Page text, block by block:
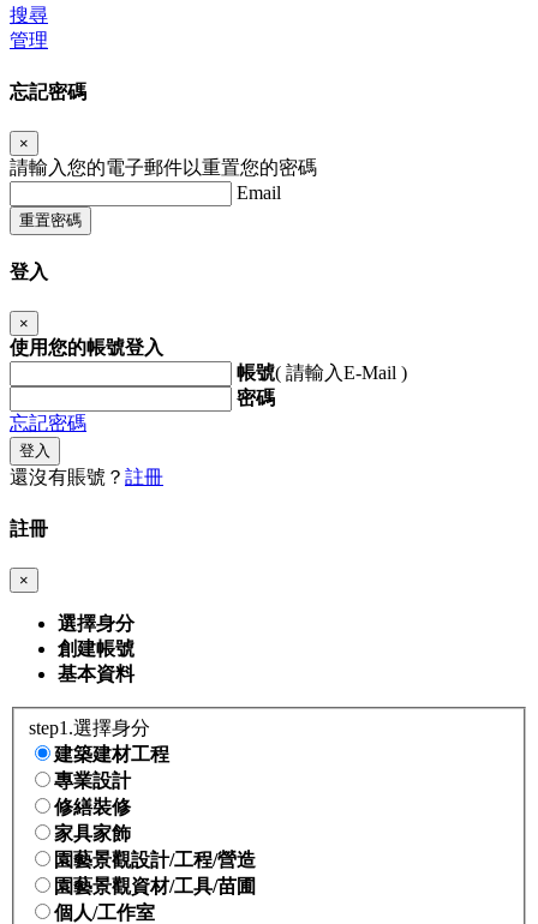
搜尋
管理
忘記密碼
×
請輸入您的電子郵件以重置您的密碼
Email
重置密碼
登入
×
使用您的帳號登入
帳號( 請輸入E-Mail )
密碼
忘記密碼
登入
還沒有賬號？ 註冊
註冊
×
選擇身分
創建帳號
基本資料
step1.選擇身分
建築建材工程
專業設計
修繕裝修
家具家飾
園藝景觀設計/工程/營造
園藝景觀資材/工具/苗圃
個人/工作室